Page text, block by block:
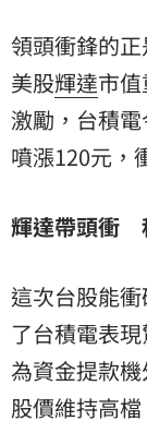
領頭衝鋒的
美股輝達市
激勵，台積
噴漲120元，
輝達帶頭衝
這次台股能
了台積電表
為資金提款
股價維持高